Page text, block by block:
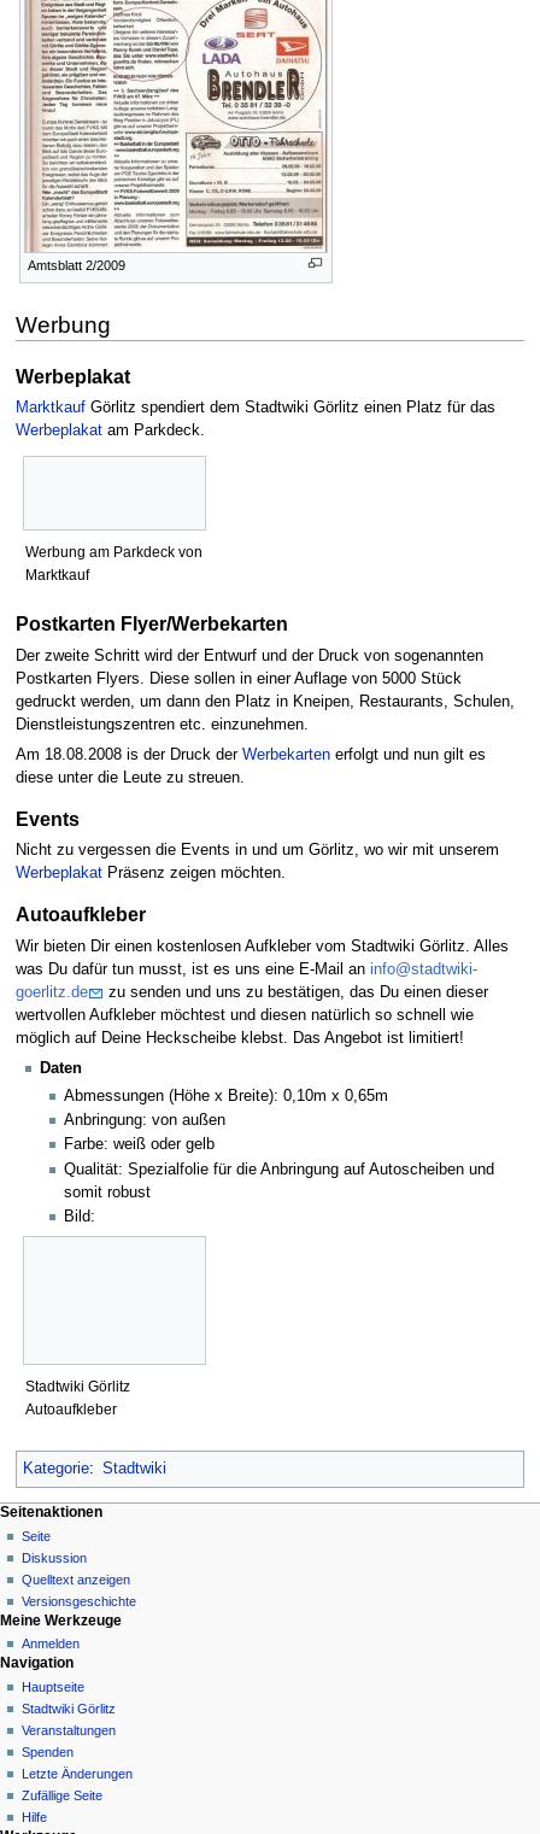
Amtsblatt 2/2009
Werbung
Werbeplakat
MarktkaufGörlitz spendiert dem Stadtwiki Görlitz einen Platz für das
Werbeplakatam Parkdeck.
Werbung am Parkdeck von
Marktkauf
Postkarten Flyer/Werbekarten
Der zweite Schritt wird der Entwurf und der Druck von sogenannten
Postkarten Flyers. Diese sollen in einer Auflage von 5000 Stück
gedruckt werden, um dann den Platz in Kneipen, Restaurants, Schulen,
Dienstleistungszentren etc. einzunehmen.
Am 18.08.2008 is der Druck der Werbekartenerfolgt und nun gilt es
diese unter die Leute zu streuen.
Events
Nicht zu vergessen die Events in und um Görlitz, wo wir mit unserem
WerbeplakatPräsenz zeigen möchten.
Autoaufkleber
Wir bieten Dir einen kostenlosen Aufkleber vom Stadtwiki Görlitz. Alles
was Du dafür tun musst, ist es uns eine E-Mail an info@stadtwiki-
goerlitz.de
zu senden und uns zu bestätigen, das Du einen dieser
wertvollen Aufkleber möchtest und diesen natürlich so schnell wie
möglich auf Deine Heckscheibe klebst. Das Angebot ist limitiert!
Daten
Abmessungen (Höhe x Breite): 0,10m x 0,65m
Anbringung: von außen
Farbe: weiß oder gelb
Qualität: Spezialfolie für die Anbringung auf Autoscheiben und
somit robust
Bild:
Stadtwiki Görlitz
Autoaufkleber
Kategorie: Stadtwiki
Seitenaktionen
Seite
Diskussion
Quelltext anzeigen
Versionsgeschichte
Meine Werkzeuge
Anmelden
Navigation
Hauptseite
Stadtwiki Görlitz
Veranstaltungen
Spenden
Letzte Änderungen
Zufällige Seite
Hilfe